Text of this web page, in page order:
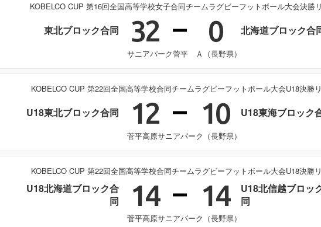
KOBELCO CUP 第16回全国高等学校女子合同チームラグビーフットボール大会決勝
東北ブロック合同 32 0 北海道ブロック合
サニアパーク菅平 Ａ（長野県）
KOBELCO CUP 第22回全国高等学校合同チームラグビーフットボール大会U18決勝
U18東北ブロック合同 12 10 U18東海ブロック
菅平高原サニアパーク（長野県）
KOBELCO CUP 第22回全国高等学校合同チームラグビーフットボール大会U18決勝
U18北海道ブロック合
同
14 14
U18北信越ブロッ
同
菅平高原サニアパーク（長野県）